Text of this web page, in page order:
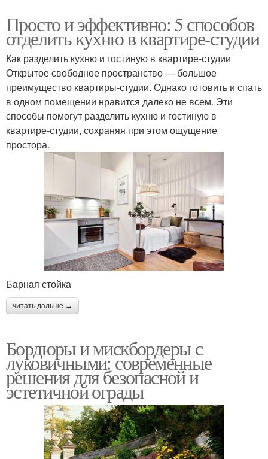
Просто и эффективно: 5 способов
отделить кухню в квартире-студии
Как разделить кухню и гостиную в квартире-студии
Открытое свободное пространство — большое
преимущество квартиры-студии. Однако готовить и спать
в одном помещении нравится далеко не всем. Эти
способы помогут разделить кухню и гостиную в
квартире-студии, сохраняя при этом ощущение
простора.
Барная стойка
читать дальше →
Бордюры и мискбордеры с
луковичными: современные
решения для безопасной и
эстетичной ограды